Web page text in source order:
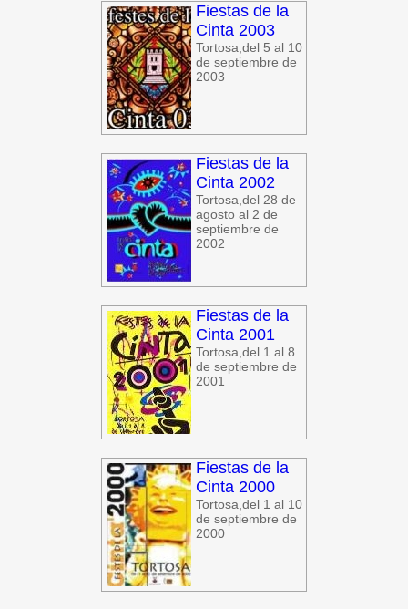
Fiestas de la
Cinta 2003
Tortosa,del 5 al 10
de septiembre de
2003
Fiestas de la
Cinta 2002
Tortosa,del 28 de
agosto al 2 de
septiembre de
2002
Fiestas de la
Cinta 2001
Tortosa,del 1 al 8
de septiembre de
2001
Fiestas de la
Cinta 2000
Tortosa,del 1 al 10
de septiembre de
2000